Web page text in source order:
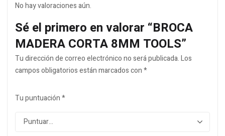
No hay valoraciones aún.
Sé el primero en valorar “BROCA
MADERA CORTA 8MM TOOLS”
Tu dirección de correo electrónico no será publicada.Los
campos obligatorios están marcados con*
Tu puntuación*